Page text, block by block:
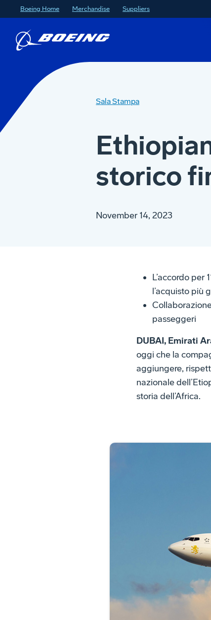
Boeing Home Merchandise Suppliers
Sala Stampa
storico
November 14, 2023
L’accordo per
l’acquisto più
passeggeri
DUBAI, Emirati
oggi che la
aggiungere,
nazionale
storia dell’Africa.